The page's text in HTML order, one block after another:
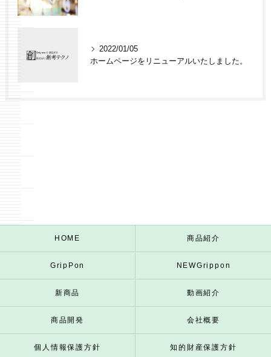
2022/01/05
ホームページをリニューアルいたしました。
HOME 商品紹介
GripPon NEWGrippon
新商品 動画紹介
商品開発 会社概要
個人情報保護方針 知的財産保護方針